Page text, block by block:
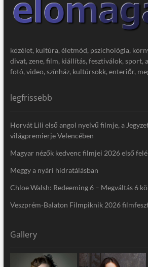
közélet, kultúra, életmód, pszichológia,
divat, zene, film, kiállítás, fesztiválok, sport,
fotó, video, színház, kultúrsokk, enteriőr,
legfrissebb
Horvát Lili első angol nyelvű filmje, a
világpremierje Velencében
Magyar nézők kedvenc filmjei 2026 első
Meggy a nyári hidratálásban
Chloe Walsh: Redeeming 6 – Megváltás 6
Veszprém-Balaton Filmpiknik 2026
Gallery